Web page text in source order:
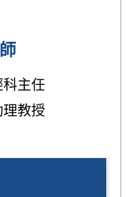
科主任
教授